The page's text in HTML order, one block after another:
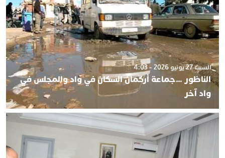
السبت 27 يونيو 2026 - 4:03
الناظور …جماعة أركمان السكان في واد والمجلس في
واد آخر